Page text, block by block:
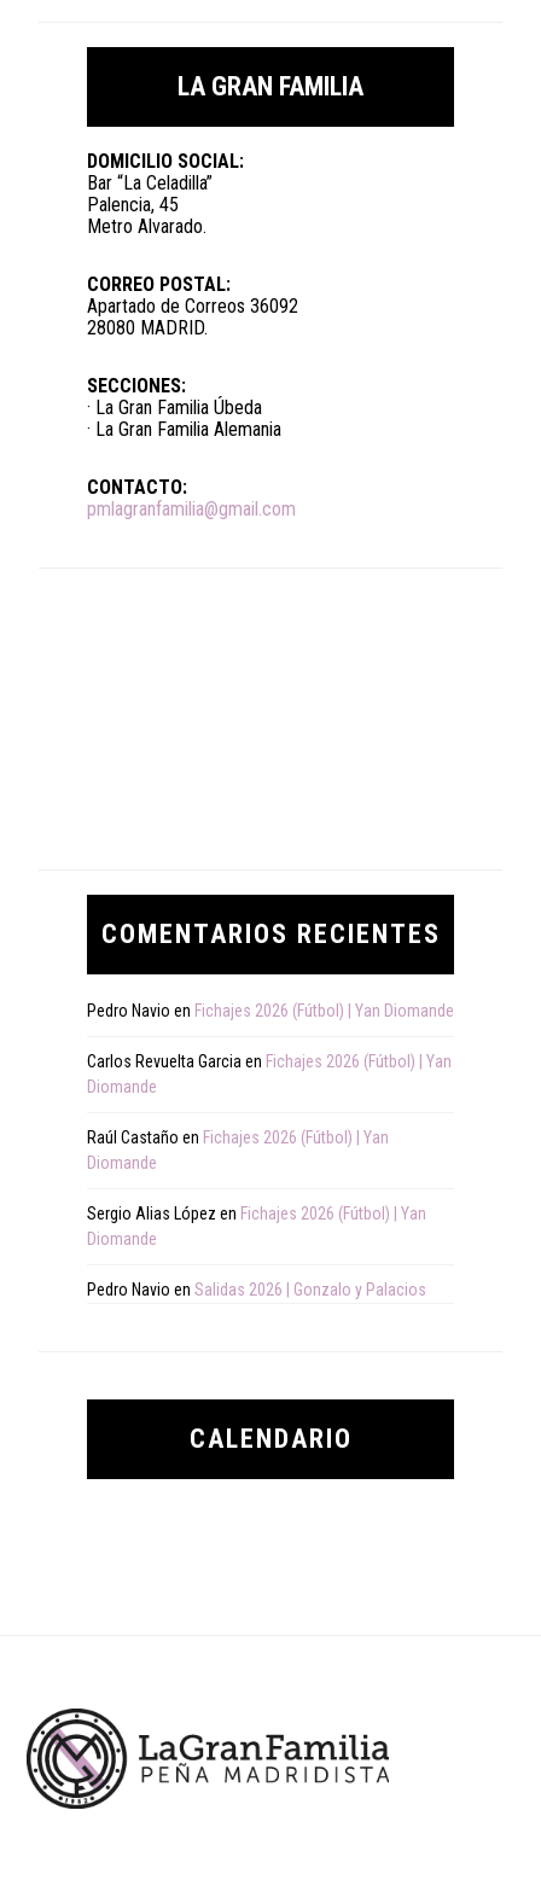
LA GRAN FAMILIA
DOMICILIO SOCIAL:
Bar “La Celadilla”
Palencia, 45
Metro Alvarado.
CORREO POSTAL:
Apartado de Correos 36092
28080 MADRID.
SECCIONES:
· La Gran Familia Úbeda
· La Gran Familia Alemania
CONTACTO:
pmlagranfamilia@gmail.com
COMENTARIOS RECIENTES
Pedro Navio en Fichajes 2026 (Fútbol) | Yan Diomande
Carlos Revuelta Garcia en Fichajes 2026 (Fútbol) | Yan
Diomande
Raúl Castaño en Fichajes 2026 (Fútbol) | Yan
Diomande
Sergio Alias López en Fichajes 2026 (Fútbol) | Yan
Diomande
Pedro Navio en Salidas 2026 | Gonzalo y Palacios
CALENDARIO